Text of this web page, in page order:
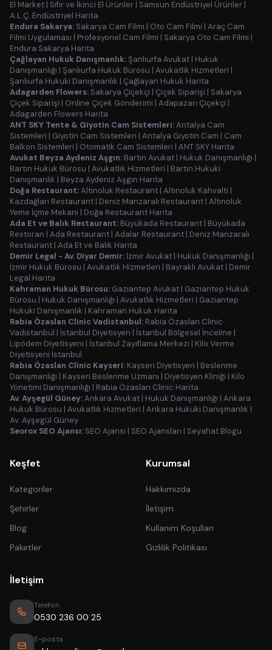
El Market | Sıfır ve İkinci El Ürünler | Samsun Endüstriyel Ürünler |
A.L.Ç. Endüstriyel Harita
Endura Sakarya: Sakarya Cam Filmi | Oto Cam Filmi | Araç Cam
Filmi Uygulaması | Profesyonel Cam Filmi | Sakarya Oto Cam Filmi |
Endura Sakarya Harita
Çağlayan Hukuk Danışmanlık:Şanlıurfa Avukat | Hukuk
Danışmanlığı | Şanlıurfa Hukuk Bürosu | Avukatlık Hizmetleri |
Şanlıurfa Hukuki Danışmanlık | Çağlayan Hukuk Harita
Adagarden Flowers: Sakarya Çiçekçi | Çiçek Siparişi | Sakarya
Çiçek Siparişi | Online Çiçek Gönderimi | Adapazarı Çiçekçi |
Adagarden Flowers Harita
ANT SKY Tente & Giyotin Cam Sistemleri:Antalya Cam
Sistemleri | Giyotin Cam Sistemleri | Antalya Giyotin Cam | Cam
Balkon Sistemleri | Otomatik Cam Sistemleri | ANT SKY Harita
Avukat Beyza Aydeniz Aşgın: Bartın Avukat | Hukuk Danışmanlığı |
Bartın Hukuk Bürosu | Avukatlık Hizmetleri | Bartın Hukuki
Danışmanlık | Beyza Aydeniz Aşgın Harita
Doğa Restaurant:Altınoluk Restaurant | Altınoluk Kahvaltı |
Kazdağları Restaurant | Deniz Manzaralı Restaurant | Altınoluk
Yeme İçme Mekanı | Doğa Restaurant Harita
Ada Et ve Balık Restaurant: Büyükada Restaurant | Büyükada
Restoran | Ada Restaurant | Adalar Restaurant | Deniz Manzaralı
Restaurant | Ada Et ve Balık Harita
Demir Legal - Av. Diyar Demir: İzmir Avukat | Hukuk Danışmanlığı |
İzmir Hukuk Bürosu | Avukatlık Hizmetleri | Bayraklı Avukat | Demir
Legal Harita
Kahraman Hukuk Bürosu: Gaziantep Avukat | Gaziantep Hukuk
Bürosu | Hukuk Danışmanlığı | Avukatlık Hizmetleri | Gaziantep
Hukuki Danışmanlık | Kahraman Hukuk Harita
Rabia Özaslan Clinic Vadistanbul: Rabia Özaslan Clinic
Vadistanbul | İstanbul Diyetisyen | İstanbul Bölgesel İncelme |
Lipödem Diyetisyeni | İstanbul Zayıflama Merkezi | Kilo Verme
Diyetisyeni İstanbul
Rabia Özaslan Clinic Kayseri: Kayseri Diyetisyen | Beslenme
Danışmanlığı | Kayseri Beslenme Uzmanı | Diyetisyen Kliniği | Kilo
Yönetimi Danışmanlığı | Rabia Özaslan Clinic Harita
Av. Ayşegül Güney:Ankara Avukat | Hukuk Danışmanlığı | Ankara
Hukuk Bürosu | Avukatlık Hizmetleri | Ankara Hukuki Danışmanlık |
Av. Ayşegül Güney
Seorox SEO Ajansı: SEO Ajansı | SEO Ajansları | Seyahat Blogu
Keşfet
Kategoriler
Şehirler
Blog
Paketler
Kurumsal
Hakkımızda
İletişim
Kullanım Koşulları
Gizlilik Politikası
İletişim
Telefon
0530 236 00 25
E-posta